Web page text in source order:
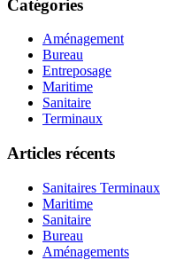
Catégories
Aménagement
Bureau
Entreposage
Maritime
Sanitaire
Terminaux
Articles récents
Sanitaires Terminaux
Maritime
Sanitaire
Bureau
Aménagements